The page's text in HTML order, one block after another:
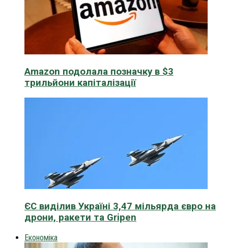
Amazon подолала позначку в $3
трильйони капіталізації
ЄС виділив Україні 3,47 мільярда євро на
дрони, ракети та Gripen
Економіка